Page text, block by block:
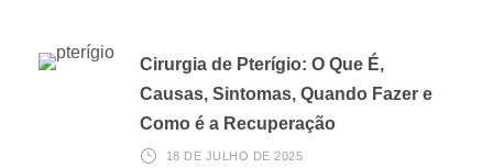
Cirurgia de Pterígio: O Que É,
Causas, Sintomas, Quando Fazer e
Como é a Recuperação
18 DE JULHO DE 2025